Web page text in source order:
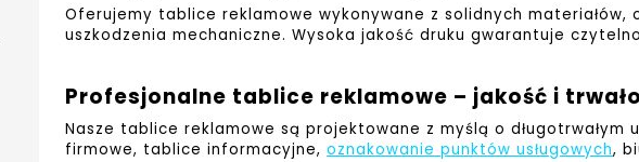
Oferujemy tablice reklamowe wykonywane z solidnych
uszkodzenia mechaniczne. Wysoka jakość druku gwarantuje
Profesjonalne tablice reklamowe – jakość i
Nasze tablice reklamowe są projektowane z myślą o długotrwałym
firmowe, tablice informacyjne,oznakowanie punktów usługowych,